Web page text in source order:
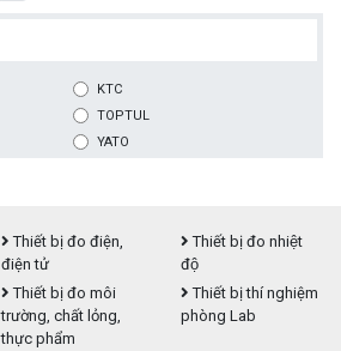
KTC
TOPTUL
YATO
Thiết bị đo điện,
điện tử
Thiết bị đo nhiệt
độ
Thiết bị đo môi
trường, chất lỏng,
thực phẩm
Thiết bị thí nghiệm
phòng Lab